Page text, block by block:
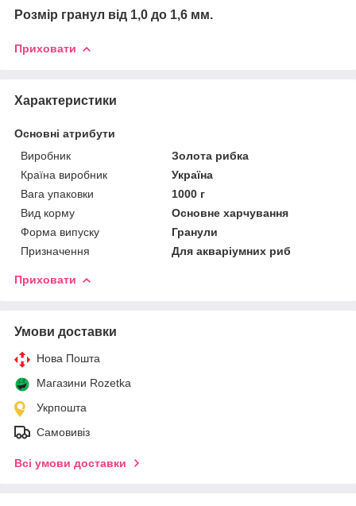
Розмір гранул від 1,0 до 1,6 мм.
Приховати
Характеристики
Основні атрибути
Виробник
Золота рибка
Країна виробник
Україна
Вага упаковки
1000 г
Вид корму
Основне харчування
Форма випуску
Гранули
Призначення
Для акваріумних риб
Приховати
Умови доставки
Нова Пошта
Магазини Rozetka
Укрпошта
Самовивіз
Всі умови доставки